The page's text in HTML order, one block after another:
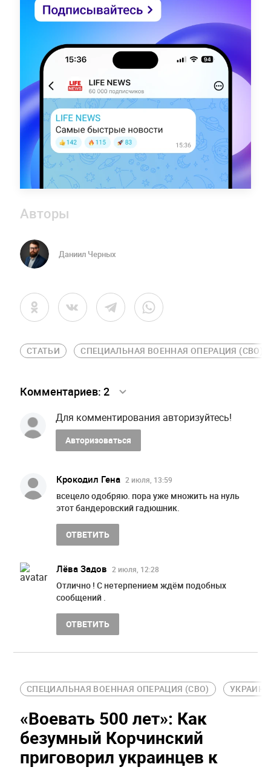
Авторы
Даниил Черных
СТАТЬИ СПЕЦИАЛЬНАЯ ВОЕННАЯ ОПЕРАЦИЯ (СВО)
Комментариев: 2
Для комментирования авторизуйтесь!
Авторизоваться
Крокодил Гена 2 июля, 13:59
всецело одобряю. пора уже множить на нуль
этот бандеровский гадюшник.
ОТВЕТИТЬ
Лёва Задов 2 июля, 12:28
Отлично ! С нетерпением ждём подобных
сообщений .
ОТВЕТИТЬ
СПЕЦИАЛЬНАЯ ВОЕННАЯ ОПЕРАЦИЯ (СВО) УКРАИНА
«Воевать 500 лет»: Как
безумный Корчинский
приговорил украинцев к